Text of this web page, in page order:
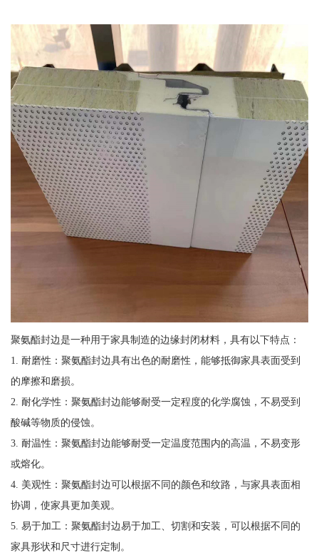
聚氨酯封边是一种用于家具制造的边缘封闭材料，具有以下特点：
1. 耐磨性：聚氨酯封边具有出色的耐磨性，能够抵御家具表面受到
的摩擦和磨损。
2. 耐化学性：聚氨酯封边能够耐受一定程度的化学腐蚀，不易受到
酸碱等物质的侵蚀。
3. 耐温性：聚氨酯封边能够耐受一定温度范围内的高温，不易变形
或熔化。
4. 美观性：聚氨酯封边可以根据不同的颜色和纹路，与家具表面相
协调，使家具更加美观。
5. 易于加工：聚氨酯封边易于加工、切割和安装，可以根据不同的
家具形状和尺寸进行定制。